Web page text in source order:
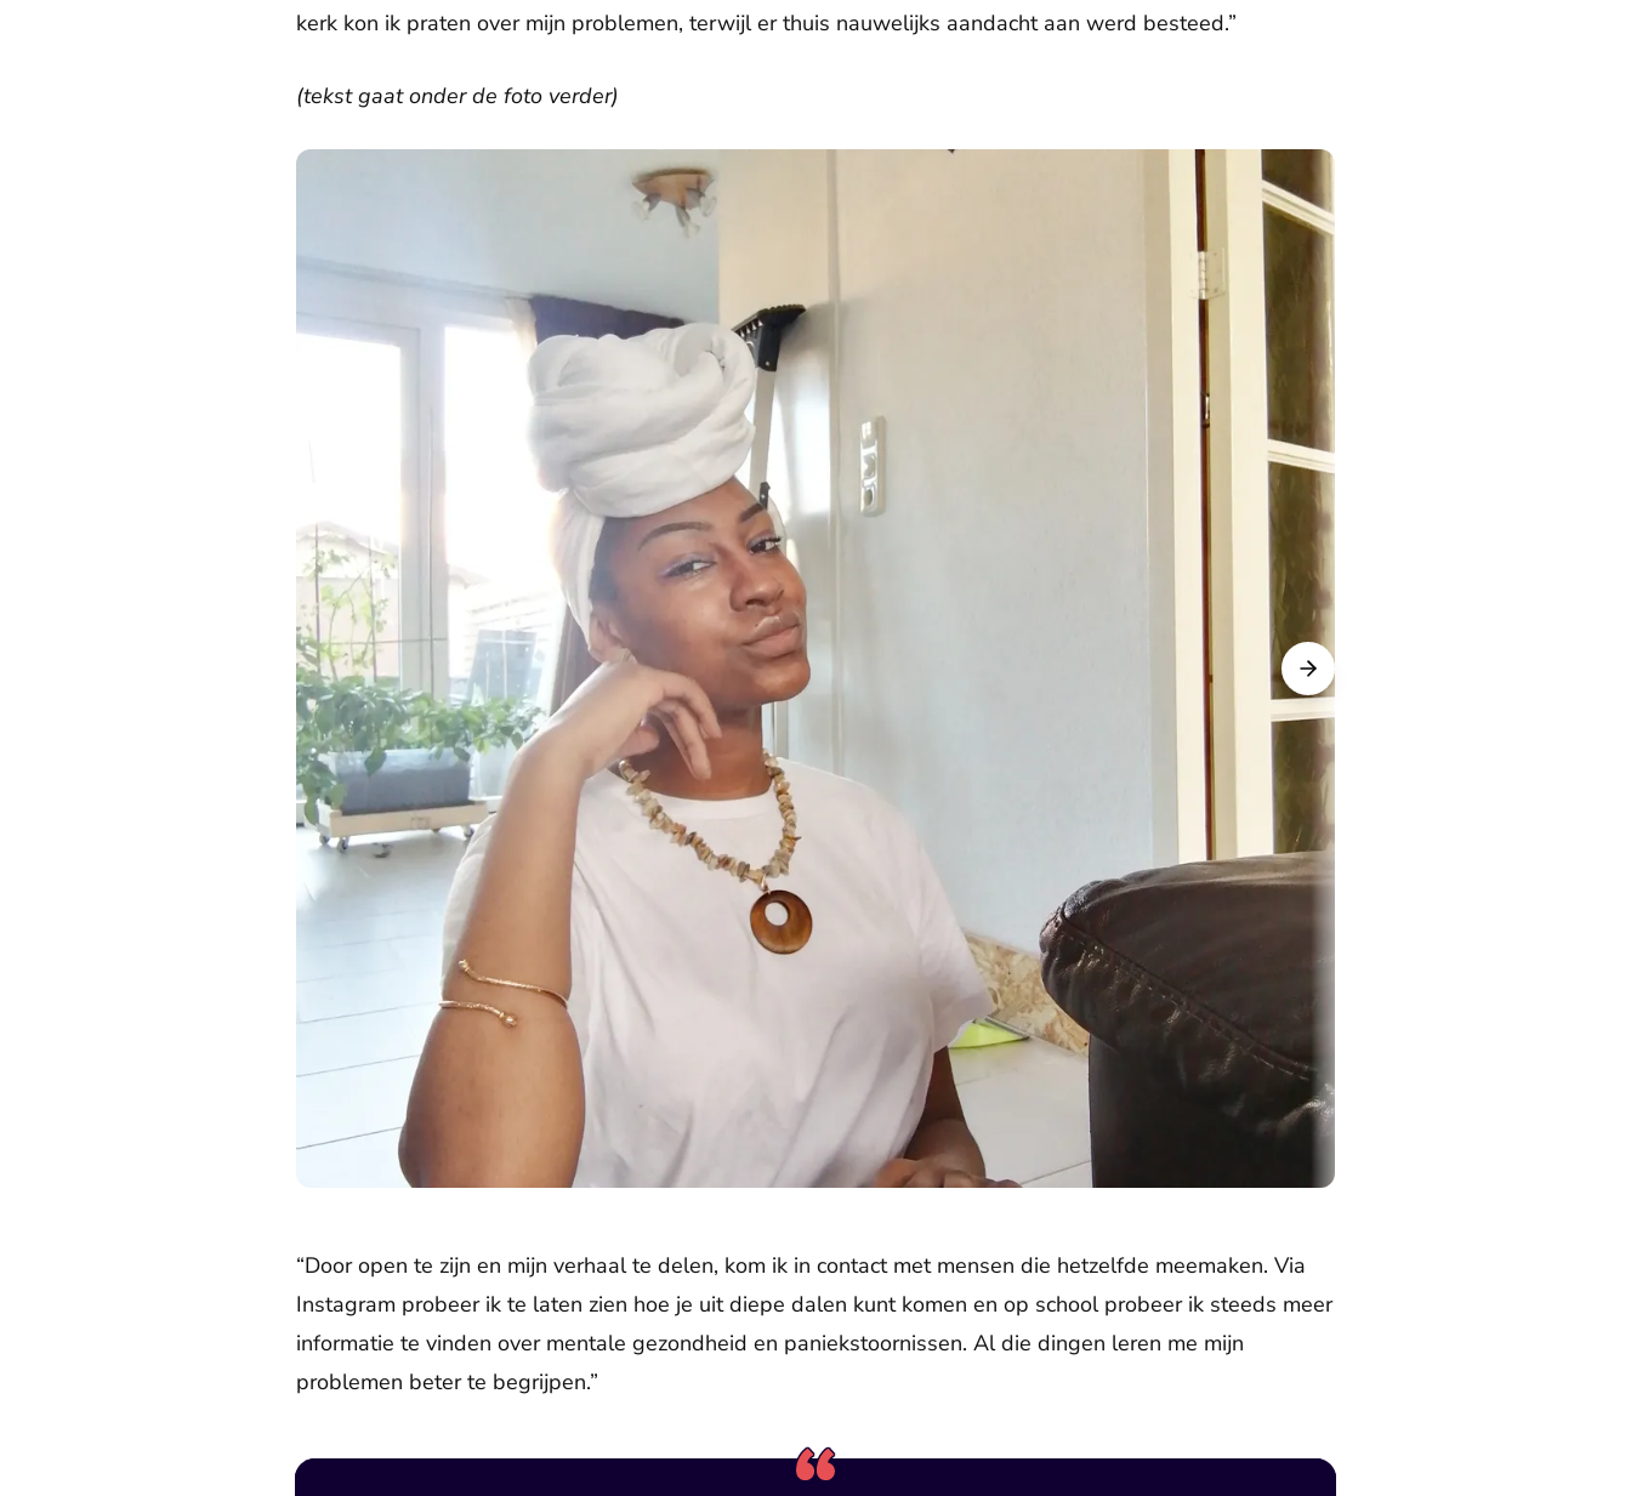
kerk kon ik praten over mijn problemen, terwijl er thuis nauwelijks aandacht aan werd besteed.”
(tekst gaat onder de foto verder)
“Door open te zijn en mijn verhaal te delen, kom ik in contact met mensen die hetzelfde meemaken. Via
Instagram probeer ik te laten zien hoe je uit diepe dalen kunt komen en op school probeer ik steeds meer
informatie te vinden over mentale gezondheid en paniekstoornissen. Al die dingen leren me mijn
problemen beter te begrijpen.”